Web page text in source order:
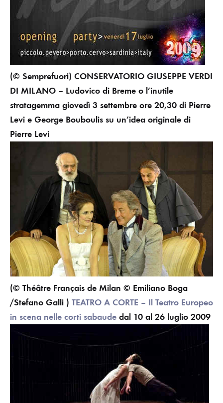
(© Semprefuori) CONSERVATORIO GIUSEPPE VERDI
DI MILANO – Ludovico di Breme o l’inutile
stratagemma giovedì 3 settembre ore 20,30 di Pierre
Levi e George Bouboulis su un’idea originale di
Pierre Levi
(© Théâtre Français de Milan © Emiliano Boga
/Stefano Galli ) TEATRO A CORTE – Il Teatro Europeo
in scena nelle corti sabaude dal 10 al 26 luglio 2009